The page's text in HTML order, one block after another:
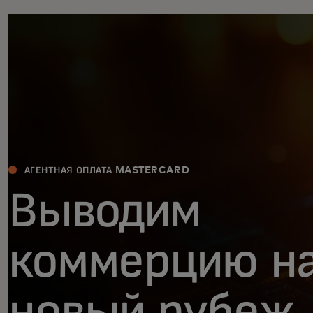
АГЕНТНАЯ ОПЛАТА MASTERCARD
Выводим
коммерцию